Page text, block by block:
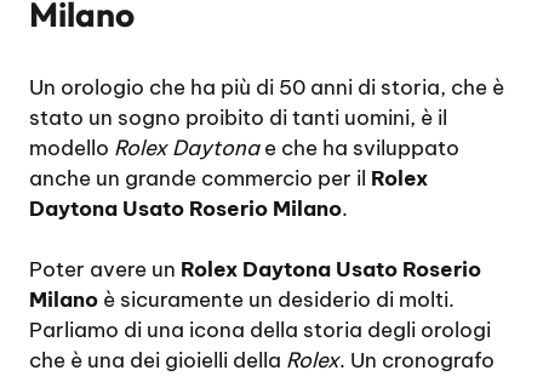
Milano
Un orologio che ha più di 50 anni di storia, che è
stato un sogno proibito di tanti uomini, è il
modello Rolex Daytonae che ha sviluppato
anche un grande commercio per il Rolex
Daytona Usato Roserio Milano.
Poter avere un Rolex Daytona Usato Roserio
Milano è sicuramente un desiderio di molti.
Parliamo di una icona della storia degli orologi
che è una dei gioielli della Rolex. Un cronografo